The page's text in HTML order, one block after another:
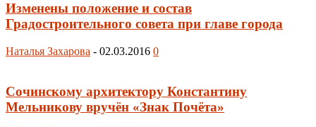
Изменены положение и состав
Градостроительного совета при главе города
Наталья Захарова - 02.03.2016 0
Сочинскому архитектору Константину
Мельникову вручён «Знак Почёта»